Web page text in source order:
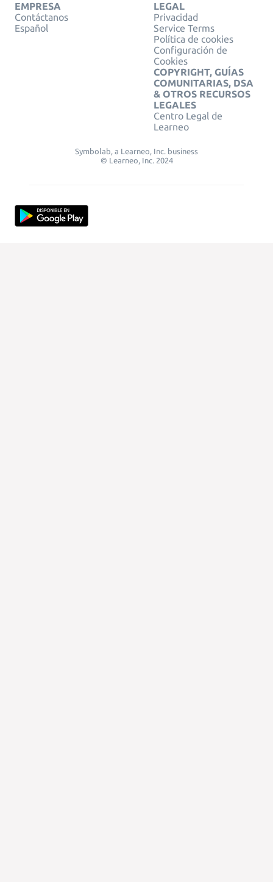
EMPRESA
Contáctanos
Español
LEGAL
Privacidad
Service Terms
Política de cookies
Configuración de
Cookies
COPYRIGHT, GUÍAS
COMUNITARIAS, DSA
& OTROS RECURSOS
LEGALES
Centro Legal de
Learneo
Symbolab, a Learneo, Inc. business
© Learneo, Inc. 2024